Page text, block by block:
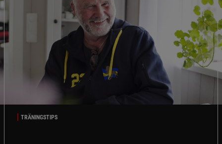
TRÄNINGSTIPS